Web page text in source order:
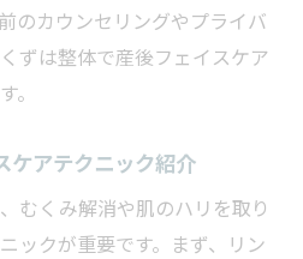
のカウンセリングやプライバ
ずは整体で産後フェイスケア
。
ケアテクニック紹介
むくみ解消や肌のハリを取り
ックが重要です。まず、リン